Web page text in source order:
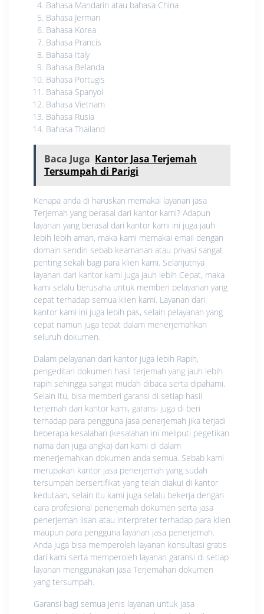
Bahasa Mandarin atau bahasa China
Bahasa Jerman
Bahasa Korea
Bahasa Prancis
Bahasa Italy
Bahasa Belanda
Bahasa Portugis
Bahasa Spanyol
Bahasa Vietnam
Bahasa Rusia
Bahasa Thailand
Baca Juga Kantor Jasa Terjemah
Tersumpah di Parigi
Kenapa anda di haruskan memakai layanan jasa
Terjemah yang berasal dari kantor kami? Adapun
layanan yang berasal dari kantor kami ini juga jauh
lebih lebih aman, maka kami memakai email dengan
domain sendiri sebab keamanan atau privasi sangat
penting sekali bagi para klien kami. Selanjutnya
layanan dari kantor kami juga jauh lebih Cepat, maka
kami selalu berusaha untuk memberi pelayanan yang
cepat terhadap semua klien kami. Layanan dari
kantor kami ini juga lebih pas, selain pelayanan yang
cepat namun juga tepat dalam menerjemahkan
seluruh dokumen.
Dalam pelayanan dari kantor juga lebih Rapih,
pengeditan dokumen hasil terjemah yang jauh lebih
rapih sehingga sangat mudah dibaca serta dipahami.
Selain itu, bisa memberi garansi di setiap hasil
terjemah dari kantor kami, garansi juga di beri
terhadap para pengguna jasa penerjemah jika terjadi
beberapa kesalahan (kesalahan ini meliputi pegetikan
nama dan juga angka) dari kami di dalam
menerjemahkan dokumen anda semua. Sebab kami
merupakan kantor jasa penerjemah yang sudah
tersumpah bersertifikat yang telah diakui di kantor
kedutaan, selain itu kami juga selalu bekerja dengan
cara profesional penerjemah dokumen serta jasa
penerjemah lisan atau interpreter terhadap para klien
maupun para pengguna layanan jasa penerjemah.
Anda juga bisa memperoleh layanan konsultasi gratis
dari kami serta memperoleh layanan garansi di setiap
layanan menggunakan jasa Terjemahan dokumen
yang tersumpah.
Garansi bagi semua jenis layanan untuk jasa